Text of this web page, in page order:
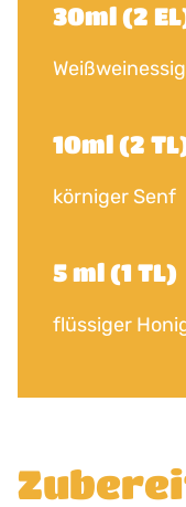
30ml (2
Weißweinessig
10ml (2
körniger Senf
5 ml (1 TL)
flüssiger